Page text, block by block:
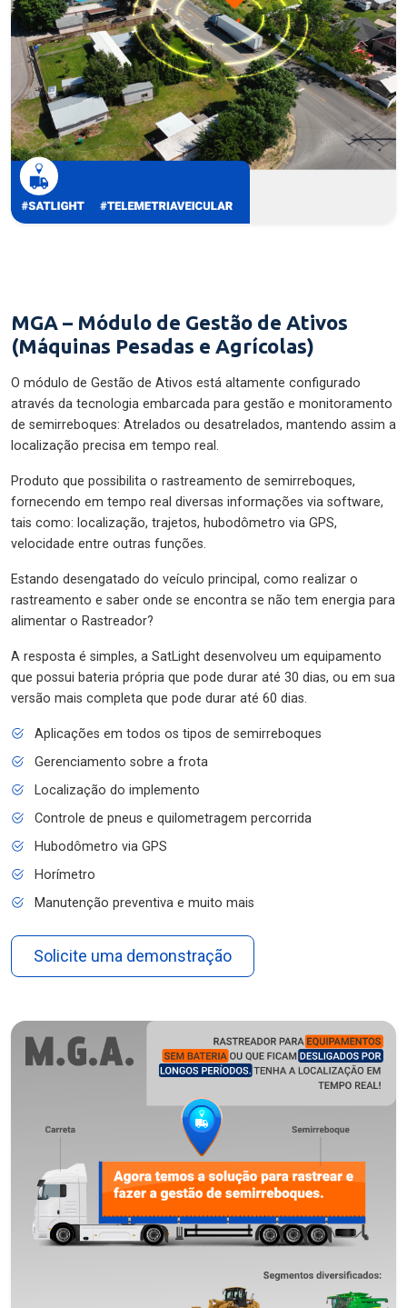
MGA – Módulo de Gestão de Ativos
(Máquinas Pesadas e Agrícolas)
O módulo de Gestão de Ativos está altamente configurado
através da tecnologia embarcada para gestão e monitoramento
de semirreboques: Atrelados ou desatrelados, mantendo assim a
localização precisa em tempo real.
Produto que possibilita o rastreamento de semirreboques,
fornecendo em tempo real diversas informações via software,
tais como: localização, trajetos, hubodômetro via GPS,
velocidade entre outras funções.
Estando desengatado do veículo principal, como realizar o
rastreamento e saber onde se encontra se não tem energia para
alimentar o Rastreador?
A resposta é simples, a SatLight desenvolveu um equipamento
que possui bateria própria que pode durar até 30 dias, ou em sua
versão mais completa que pode durar até 60 dias.
Aplicações em todos os tipos de semirreboques
Gerenciamento sobre a frota
Localização do implemento
Controle de pneus e quilometragem percorrida
Hubodômetro via GPS
Horímetro
Manutenção preventiva e muito mais
Solicite uma demonstração